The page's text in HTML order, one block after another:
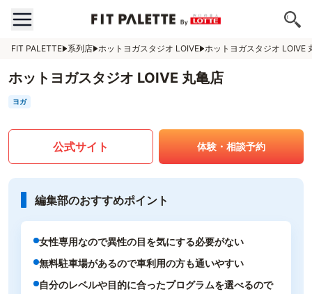
FIT PALETTE 系列店 ホットヨガスタジオ LOIVE ホットヨガスタジオ LOIVE
ホットヨガスタジオ LOIVE 丸亀店
ヨガ
公式サイト 体験・相談予約
編集部のおすすめポイント
女性専用なので異性の目を気にする必要がない
無料駐車場があるので車利用の方も通いやすい
自分のレベルや目的に合ったプログラムを選べるので